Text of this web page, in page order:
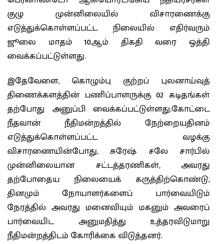
குழு முன்னிலையில் விசாரணைக்கு
எடுத்துக்கொள்ளப்பட்ட நிலையில் எதிர்வரும்
ஜூலை மாதம் 10ஆம் திகதி வரை ஒத்தி
வைக்கப்பட்டுள்ளது.
இதேவேளை, கொழும்பு குற்றப் புலனாய்வுத்
திணைக்களத்தின் பணிப்பாளருக்கு 02 கடிதங்கள்
தற்போது அனுப்பி வைக்கப்பட்டுள்ளது.கோட்டை
நீதவான் நீதிமன்றத்தில் நேற்றையதினம்
எடுத்துக்கொள்ளப்பட்ட வழக்கு
விசாரணையின்போது, சுரேஷ் சலே சார்பில்
முன்னிலையான சட்டத்தரணிகள், அவரது
தற்போதைய நிலையைக் கருத்திற்கொண்டு,
தினமும் நோயாளர்களைப் பார்வையிடும்
நேரத்தில் அவரது மனைவியும் மகனும் அவரைப்
பார்வையிட அனுமதித்து உத்தரவிடுமாறு
நீதிமன்றத்திடம் கோரிக்கை விடுத்தனர்.